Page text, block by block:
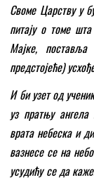
Своме Царству у
питају о томе
Мајке,
предстојеће)
И би узет од
уз пратњу
врата небеска и
вазнесе се на
усудићу се да